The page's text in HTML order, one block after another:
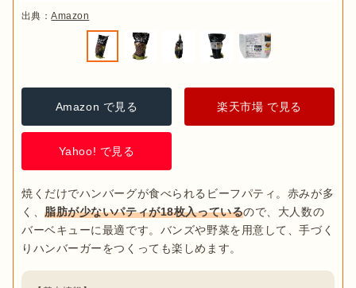
出典：Amazon
Amazon で見る 楽天市場 で見る
Yahoo! で見る
焼くだけでハンバーグが食べられるビーフパティ。赤みが多
く、脂肪が少ないパティが18枚入っているので、大人数の
バーベキューに最適です。バンズや野菜を用意して、手づく